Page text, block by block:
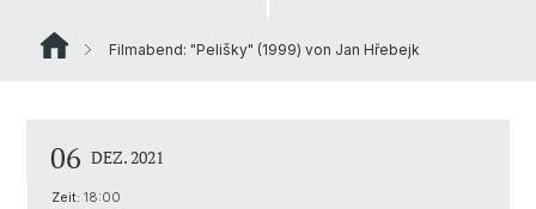
Filmabend: "Pelišky" (1999) von Jan Hřebejk
06 DEZ. 2021
Zeit: 18:00